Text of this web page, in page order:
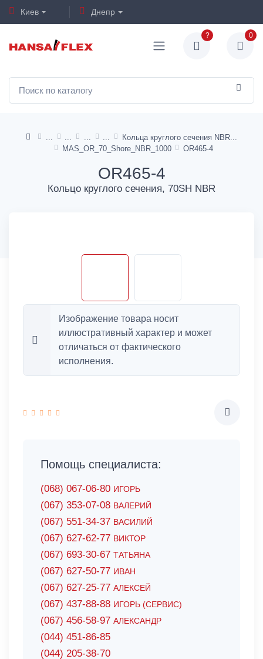
Киев Днепр
? 0
Кольца круглого сечения NBR
MAS_OR_70_Shore_NBR_1000
OR465-4
OR465-4
Кольцо круглого сечения, 70SH NBR
Изображение товара носит
иллюстративный характер и может
отличаться от фактического
исполнения.
Помощь специалиста:
(068) 067-06-80 ИГОРЬ
(067) 353-07-08 ВАЛЕРИЙ
(067) 551-34-37 ВАСИЛИЙ
(067) 627-62-77 ВИКТОР
(067) 693-30-67 ТАТЬЯНА
(067) 627-50-77 ИВАН
(067) 627-25-77 АЛЕКСЕЙ
(067) 437-88-88 ИГОРЬ (СЕРВИС)
(067) 456-58-97 АЛЕКСАНДР
(044) 451-86-85
(044) 205-38-70